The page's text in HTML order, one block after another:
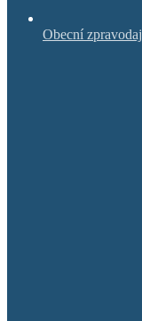
Obecní zpravodaj